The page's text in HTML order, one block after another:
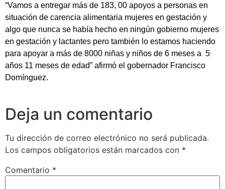
“Vamos a entregar más de 183, 00 apoyos a personas en
situación de carencia alimentaria mujeres en gestación y
algo que nunca se había hecho en ningún gobierno mujeres
en gestación y lactantes pero también lo estamos haciendo
para apoyar a más de 8000 niñas y niños de 6 meses a 5
años 11 meses de edad” afirmó el gobernador Francisco
Domínguez.
Deja un comentario
Tu dirección de correo electrónico no será publicada.
Los campos obligatorios están marcados con *
Comentario *